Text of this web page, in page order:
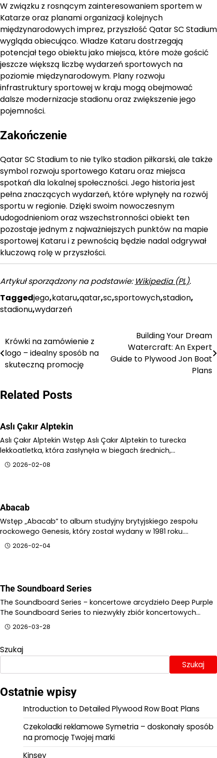
W związku z rosnącym zainteresowaniem sportem w
Katarze oraz planami organizacji kolejnych
międzynarodowych imprez, przyszłość Qatar SC Stadium
wygląda obiecująco. Władze Kataru dostrzegają
potencjał tego obiektu jako miejsca, które może gościć
jeszcze większą liczbę wydarzeń sportowych na
poziomie międzynarodowym. Plany rozwoju
infrastruktury sportowej w kraju mogą obejmować
dalsze modernizacje stadionu oraz zwiększenie jego
pojemności.
Zakończenie
Qatar SC Stadium to nie tylko stadion piłkarski, ale także
symbol rozwoju sportowego Kataru oraz miejsca
spotkań dla lokalnej społeczności. Jego historia jest
pełna znaczących wydarzeń, które wpłynęły na rozwój
sportu w regionie. Dzięki swoim nowoczesnym
udogodnieniom oraz wszechstronności obiekt ten
pozostaje jednym z najważniejszych punktów na mapie
sportowej Kataru i z pewnością będzie nadal odgrywał
kluczową rolę w przyszłości.
Artykuł sporządzony na podstawie: Wikipedia (PL).
Taggedjego,kataru,qatar,sc,sportowych,stadion,
stadionu,wydarzeń
Nawigacja
wpisu
Krówki na zamówienie z
logo – idealny sposób na
skuteczną promocję
Building Your Dream
Watercraft: An Expert
Guide to Plywood Jon Boat
Plans
Related Posts
Aslı Çakır Alptekin
Aslı Çakır Alptekin Wstęp Aslı Çakır Alptekin to turecka
lekkoatletka, która zasłynęła w biegach średnich,…
2026-02-08
Abacab
Wstęp „Abacab” to album studyjny brytyjskiego zespołu
rockowego Genesis, który został wydany w 1981 roku.…
2026-02-04
The Soundboard Series
The Soundboard Series – koncertowe arcydzieło Deep Purple
The Soundboard Series to niezwykły zbiór koncertowych…
2026-03-28
Szukaj
Szukaj
Ostatnie wpisy
Introduction to Detailed Plywood Row Boat Plans
Czekoladki reklamowe Symetria – doskonały sposób
na promocję Twojej marki
Kinsey